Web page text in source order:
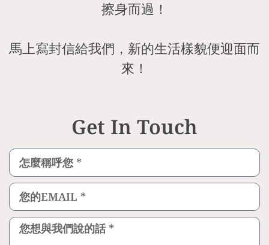
擦身而過！
馬上寫封信給我們，新的生活樣貌便迎面而
來！
Get In Touch